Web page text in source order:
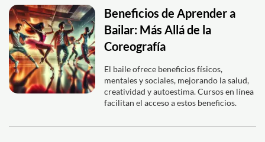
Beneficios de Aprender a
Bailar: Más Allá de la
Coreografía
El baile ofrece beneficios físicos,
mentales y sociales, mejorando la salud,
creatividad y autoestima. Cursos en línea
facilitan el acceso a estos beneficios.